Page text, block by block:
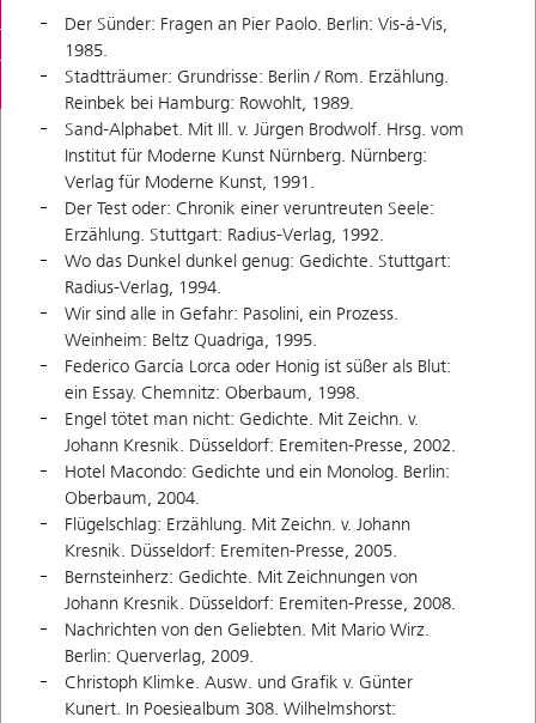
Der Sünder: Fragen an Pier Paolo. Berlin: Vis-á-Vis,
1985.
Stadtträumer: Grundrisse: Berlin / Rom. Erzählung.
Reinbek bei Hamburg: Rowohlt, 1989.
Sand-Alphabet. Mit Ill. v. Jürgen Brodwolf. Hrsg. vom
Institut für Moderne Kunst Nürnberg. Nürnberg:
Verlag für Moderne Kunst, 1991.
Der Test oder: Chronik einer veruntreuten Seele:
Erzählung. Stuttgart: Radius-Verlag, 1992.
Wo das Dunkel dunkel genug: Gedichte. Stuttgart:
Radius-Verlag, 1994.
Wir sind alle in Gefahr: Pasolini, ein Prozess.
Weinheim: Beltz Quadriga, 1995.
Federico García Lorca oder Honig ist süßer als Blut:
ein Essay. Chemnitz: Oberbaum, 1998.
Engel tötet man nicht: Gedichte. Mit Zeichn. v.
Johann Kresnik. Düsseldorf: Eremiten-Presse, 2002.
Hotel Macondo: Gedichte und ein Monolog. Berlin:
Oberbaum, 2004.
Flügelschlag: Erzählung. Mit Zeichn. v. Johann
Kresnik. Düsseldorf: Eremiten-Presse, 2005.
Bernsteinherz: Gedichte. Mit Zeichnungen von
Johann Kresnik. Düsseldorf: Eremiten-Presse, 2008.
Nachrichten von den Geliebten. Mit Mario Wirz.
Berlin: Querverlag, 2009.
Christoph Klimke. Ausw. und Grafik v. Günter
Kunert. In Poesiealbum 308. Wilhelmshorst: